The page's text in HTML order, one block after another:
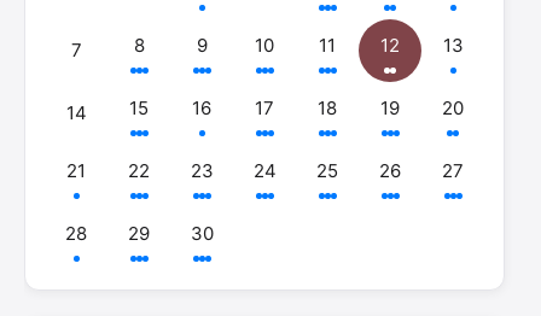
7 8 9 10 11 12 13
14 15 16 17 18 19 20
21 22 23 24 25 26 27
28 29 30